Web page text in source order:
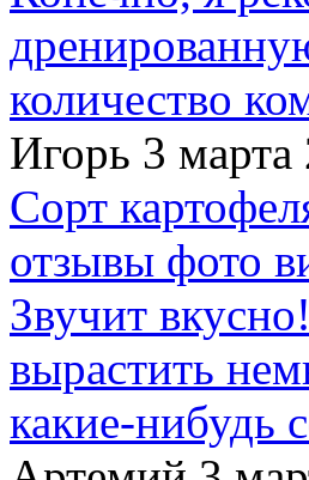
количество
Игорь 3
Сорт
отзывы фото
Звучит
вырастить
какие-нибудь